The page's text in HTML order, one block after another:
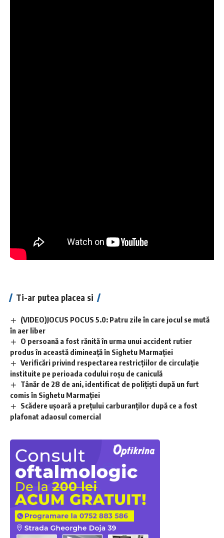
Ti-ar putea placea si
(VIDEO)JOCUS POCUS 5.0: Patru zile în care jocul se mută
în aer liber
O persoană a fost rănită în urma unui accident rutier
produs în această dimineață în Sighetu Marmației
Verificări privind respectarea restricțiilor de circulație
instituite pe perioada codului roșu de caniculă
Tânăr de 28 de ani, identificat de polițiști după un furt
comis în Sighetu Marmației
Scădere ușoară a prețului carburanților după ce a fost
plafonat adaosul comercial